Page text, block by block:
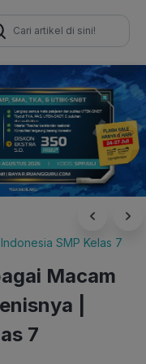
SMP Kelas 7
Macam
|
7